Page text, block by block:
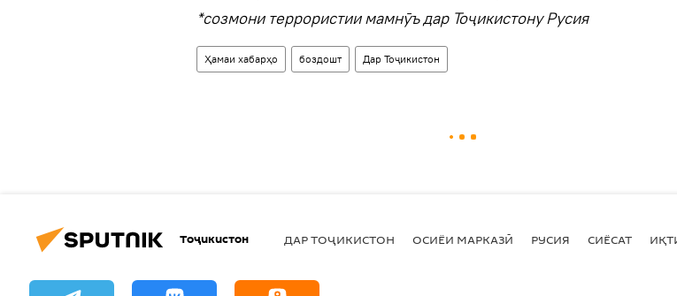
*созмони террористии мамнӯъ дар Тоҷикистону Русия
Ҳамаи хабарҳо боздошт Дар Тоҷикистон
Тоҷикистон ДАР ТОҶИКИСТОН ОСИЁИ МАРКАЗӢ РУСИЯ СИЁСАТ